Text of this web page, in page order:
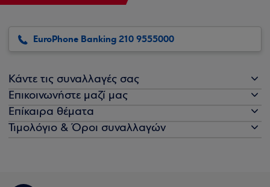
EuroPhone Banking 210 9555000
Κάντε τις συναλλαγές σας
Επικοινωνήστε μαζί μας
Επίκαιρα θέματα
Τιμολόγιο & Όροι συναλλαγών